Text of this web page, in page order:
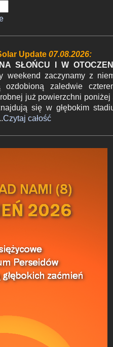
Update 07.08.2026:
SŁOŃCU I W
weekend zaczynamy z
ozdobioną zaledwie
już powierzchni poniżej
się w głębokim
Czytaj całość